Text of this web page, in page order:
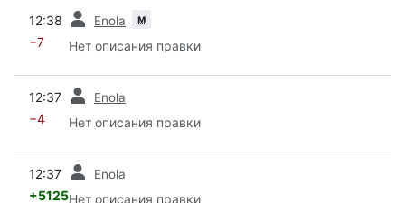
12:38 Enola м
−7 Нет описания правки
12:37 Enola
−4 Нет описания правки
12:37 Enola
+5125Нет описания правки